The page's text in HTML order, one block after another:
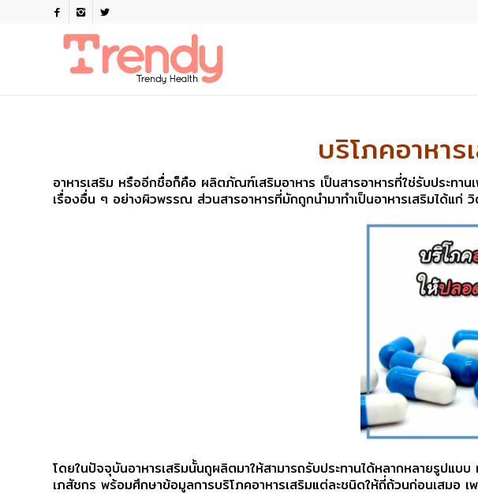
บริโภคอาหา
อาหารเสริม หรืออีกชื่อก็คือ ผลิตภัณฑ์เสริมอาหาร เป็นสารอาหารที่ใช่รับประท
เรื่องอื่น ๆ อย่างผิวพรรณ ส่วนสารอาหารที่มักถูกนำมาทำเป็นอาหารเสริมได้แ
โดยในปัจจุบันอาหารเสริมนั้นถูผลิตมาให้สามารถรับประทานได้หลากหลายรูปแ
เภสัชกร พร้อมศึกษาข้อมูลการบริโภคอาหารเสริมแต่ละชนิดให้ถี่ถ้วนก่อนเสมอ เ